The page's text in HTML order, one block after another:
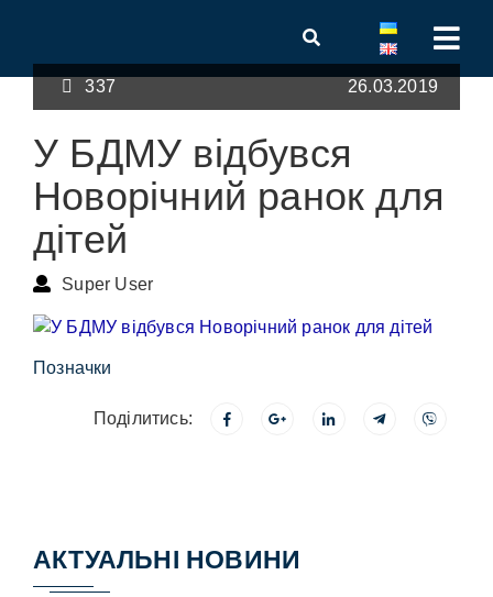
337 26.03.2019
У БДМУ відбувся
Новорічний ранок для
дітей
Super User
Позначки
Поділитись:
АКТУАЛЬНІ НОВИНИ